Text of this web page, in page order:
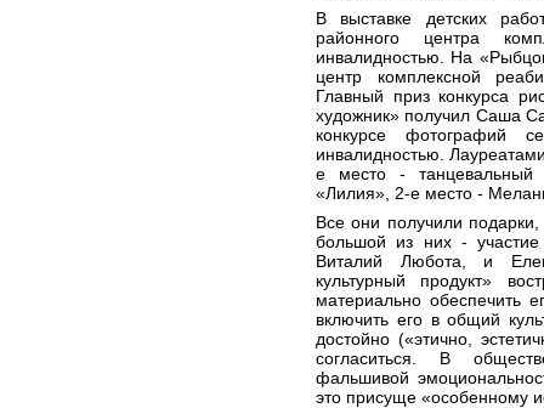
В выставке детских
районного центра
инвалидностью. На
центр комплексной
Главный приз конкурса
художник» получил Саша
конкурсе фотографий
инвалидностью.
е место - танцевальный
«Лилия», 2-е место -
Все они получили
большой из них -
Виталий Любота, и
культурный продукт»
материально обеспечить
включить его в общий
достойно («этично,
согласиться. В
фальшивой
это присуще «особенному